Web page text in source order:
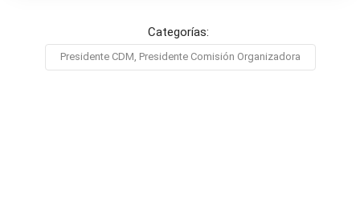
Categorías:
Presidente CDM, Presidente Comisión Organizadora